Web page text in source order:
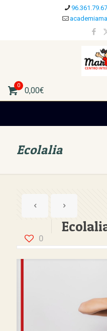
96.361.79.67
0
0,00€
Ecolalia
0